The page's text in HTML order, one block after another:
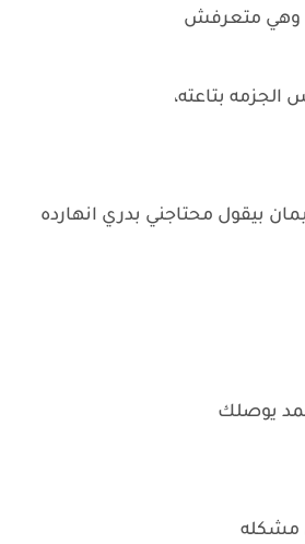
الجزمه بتاعته،
بيقول محتاجني بدري انهارده
يوصلك
مشكله